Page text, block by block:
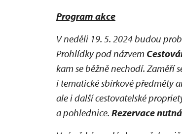
Program akce
V neděli 19. 5. 2024 budou
Prohlídky pod názvem
kam se běžně nechodí. Zaměří
i tematické sbírkové předměty
ale i další cestovatelské
a pohlednice. Rezervace